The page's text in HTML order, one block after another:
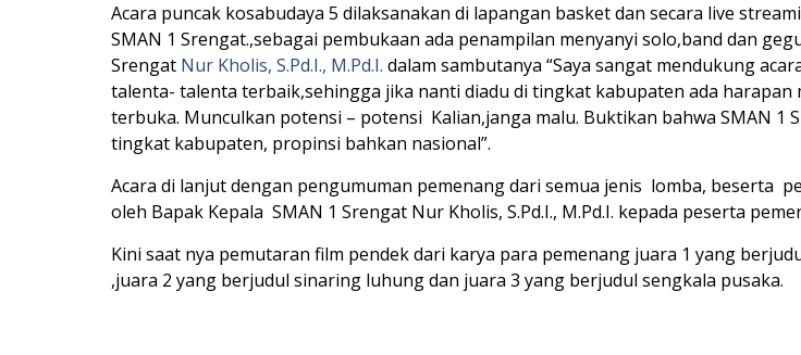
Acara puncak kosabudaya 5 dilaksanakan di lapangan basket dan secara live
SMAN 1 Srengat.,sebagai pembukaan ada penampilan menyanyi solo,band dan
Srengat Nur Kholis, S.Pd.I., M.Pd.I. dalam sambutanya “Saya sangat mendukung
talenta- talenta terbaik,sehingga jika nanti diadu di tingkat kabupaten ada harapan
terbuka. Munculkan potensi – potensi Kalian,janga malu. Buktikan bahwa SMAN 1
tingkat kabupaten, propinsi bahkan nasional”.
Acara di lanjut dengan pengumuman pemenang dari semua jenis lomba, beserta
oleh Bapak Kepala SMAN 1 Srengat Nur Kholis, S.Pd.I., M.Pd.I. kepada peserta
Kini saat nya pemutaran film pendek dari karya para pemenang juara 1 yang
,juara 2 yang berjudul sinaring luhung dan juara 3 yang berjudul sengkala pusaka.